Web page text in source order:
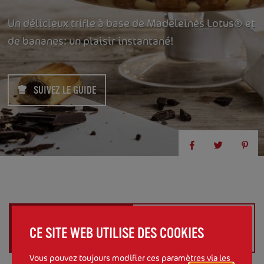
Un délicieux trifle à base de Madeleines Lotus® et
de bananes: un plaisir instantané!
SUIVEZ LE GUIDE
PERSONNES )
PRÉPARATION EN 7 ÉTAPES
CE SITE WEB UTILISE DES COOKIES
Vous pouvez toujours modifier ces paramètres via les